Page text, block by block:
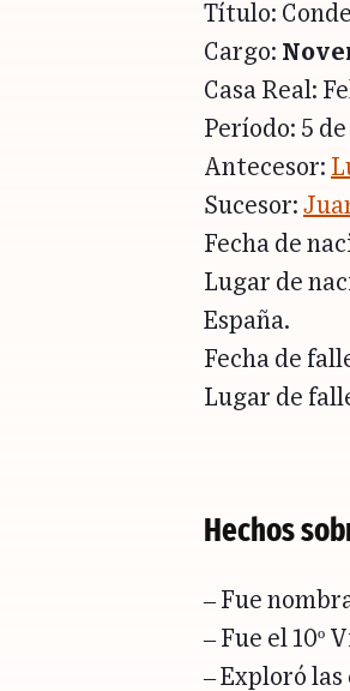
Título:
Cargo:
Casa Real:
Período: 5
Antecesor:
Sucesor:
Fecha de
Lugar de
España.
Fecha de
Lugar de
Hechos
– Fue
– Fue el 10º
– Exploró